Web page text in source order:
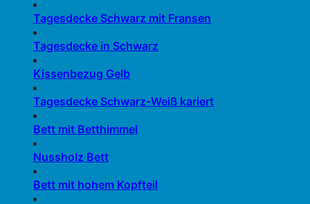
Tagesdecke Schwarz mit Fransen
Tagesdecke in Schwarz
Kissenbezug Gelb
Tagesdecke Schwarz-Weiß kariert
Bett mit Betthimmel
Nussholz Bett
Bett mit hohem Kopfteil